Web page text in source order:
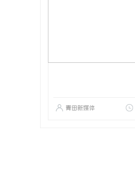
青田新媒体